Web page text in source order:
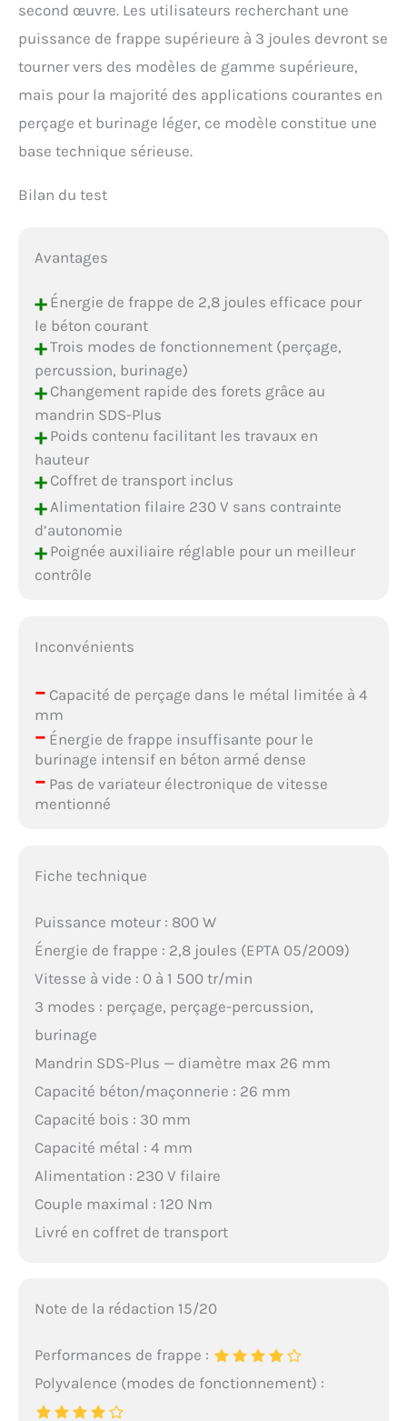
second œuvre. Les utilisateurs recherchant une
puissance de frappe supérieure à 3 joules devront se
tourner vers des modèles de gamme supérieure,
mais pour la majorité des applications courantes en
perçage et burinage léger, ce modèle constitue une
base technique sérieuse.
Bilan du test
Avantages
+Énergie de frappe de 2,8 joules efficace pour
le béton courant
+Trois modes de fonctionnement (perçage,
percussion, burinage)
+Changement rapide des forets grâce au
mandrin SDS-Plus
+Poids contenu facilitant les travaux en
hauteur
+Coffret de transport inclus
+Alimentation filaire 230 V sans contrainte
d’autonomie
+Poignée auxiliaire réglable pour un meilleur
contrôle
Inconvénients
–Capacité de perçage dans le métal limitée à 4
mm
–Énergie de frappe insuffisante pour le
burinage intensif en béton armé dense
–Pas de variateur électronique de vitesse
mentionné
Fiche technique
Puissance moteur : 800 W
Énergie de frappe : 2,8 joules (EPTA 05/2009)
Vitesse à vide : 0 à 1 500 tr/min
3 modes : perçage, perçage-percussion,
burinage
Mandrin SDS-Plus — diamètre max 26 mm
Capacité béton/maçonnerie : 26 mm
Capacité bois : 30 mm
Capacité métal : 4 mm
Alimentation : 230 V filaire
Couple maximal : 120 Nm
Livré en coffret de transport
Note de la rédaction 15/20
Performances de frappe :
Polyvalence (modes de fonctionnement) :